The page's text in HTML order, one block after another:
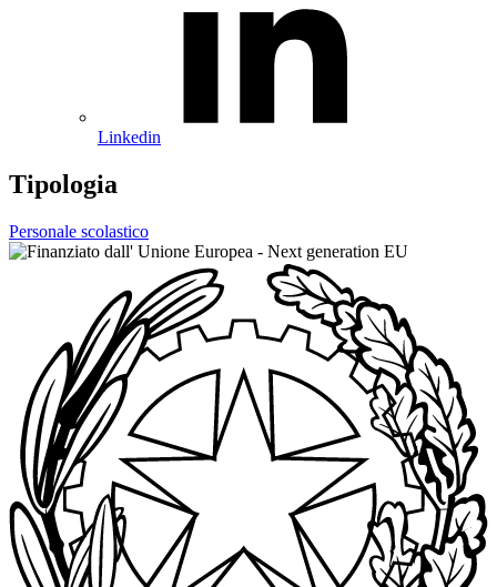
Linkedin
Tipologia
Personale scolastico